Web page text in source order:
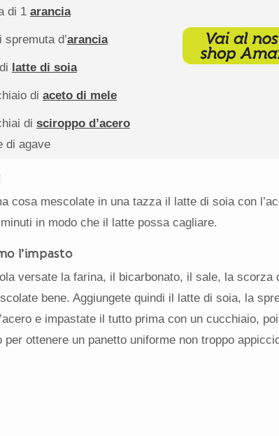
di 1 arancia
d’arancia
latte di soia
di aceto di mele
di sciroppo d’acero
di agave
cosa mescolate in una tazza il latte di soia con
in modo che il latte possa cagliare.
l’impasto
versate la farina, il bicarbonato, il sale, la scorza
bene. Aggiungete quindi il latte di soia, la
e impastate il tutto prima con un cucchiaio,
per ottenere un panetto uniforme non troppo